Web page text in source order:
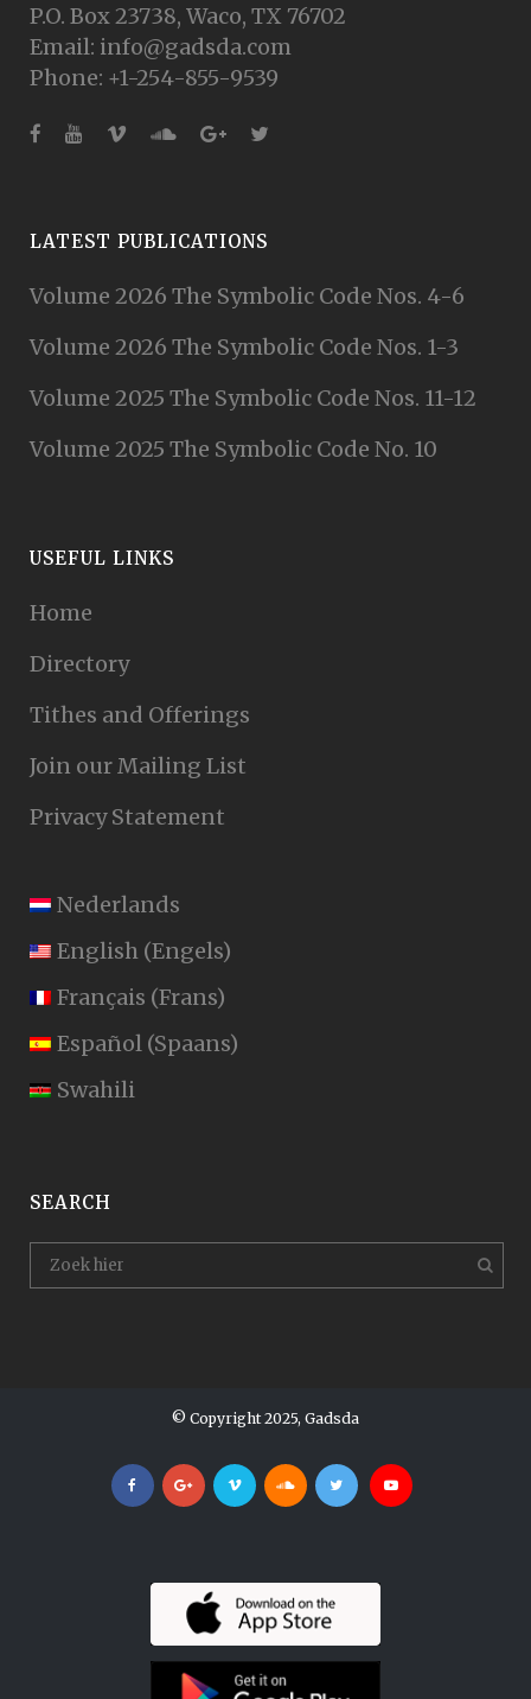
P.O. Box 23738, Waco, TX 76702
Email: info@gadsda.com
Phone: +1-254-855-9539
LATEST PUBLICATIONS
Volume 2026 The Symbolic Code Nos. 4-6
Volume 2026 The Symbolic Code Nos. 1-3
Volume 2025 The Symbolic Code Nos. 11-12
Volume 2025 The Symbolic Code No. 10
USEFUL LINKS
Home
Directory
Tithes and Offerings
Join our Mailing List
Privacy Statement
Nederlands
English (Engels)
Français (Frans)
Español (Spaans)
Swahili
SEARCH
© Copyright 2025, Gadsda